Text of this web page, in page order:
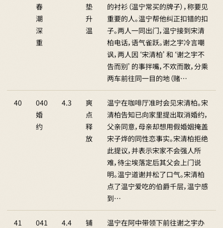
春
潮
深
重
垫
升
温
的衬衫（温宁常买的牌子），称要见
重要的人。温宁帮他纠正扣错的扣
子。两人一同出门，温宁接到宋清
柏电话，语气雀跃。谢之宇冷言嘲
讽，两人因‘宋清柏’和‘谢之宇不
告而别’的事拌嘴，不欢而散，分乘
两车前往同一目的地（赌…
40
040
婚
约
4.3
爽
点
释
放
温宁在咖啡厅准时会见宋清柏。宋
清柏告知已向家里提出取消婚约，
父亲同意，母亲却想用假婚姻掩盖
宋子烨的同性恋事实。宋清柏拒绝
此提议，并表示宋家不会强人所
难，待尘埃落定后其父会上门说
明。温宁道谢并松了口气。宋清柏
点了温宁爱吃的伯爵千层，温宁感
到…
41
041
4.4
铺
温宁在阿中带领下前往谢之宇办